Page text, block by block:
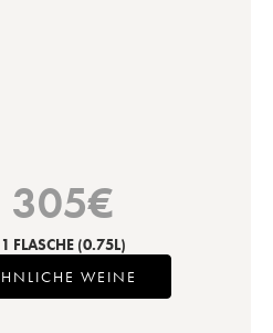
305€
1 FLASCHE (0.75L)
WEINE